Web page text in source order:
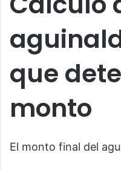
que
monto
El monto final del